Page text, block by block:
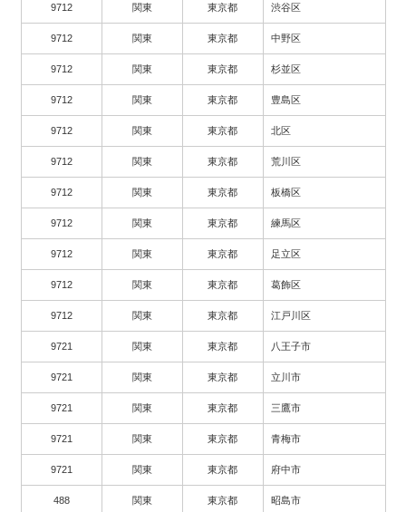
9712 関東 東京都 渋谷区
9712 関東 東京都 中野区
9712 関東 東京都 杉並区
9712 関東 東京都 豊島区
9712 関東 東京都 北区
9712 関東 東京都 荒川区
9712 関東 東京都 板橋区
9712 関東 東京都 練馬区
9712 関東 東京都 足立区
9712 関東 東京都 葛飾区
9712 関東 東京都 江戸川区
9721 関東 東京都 八王子市
9721 関東 東京都 立川市
9721 関東 東京都 三鷹市
9721 関東 東京都 青梅市
9721 関東 東京都 府中市
488 関東 東京都 昭島市